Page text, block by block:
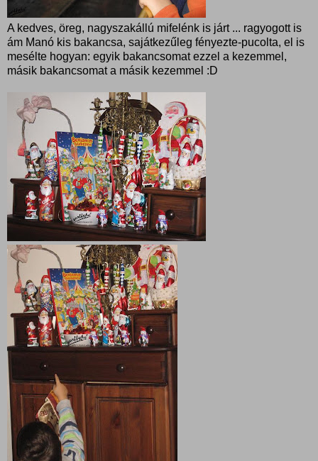
A kedves, öreg, nagyszakállú mifelénk is járt ... ragyogott is
ám Manó kis bakancsa, sajátkezűleg fényezte-pucolta, el is
mesélte hogyan: egyik bakancsomat ezzel a kezemmel,
másik bakancsomat a másik kezemmel :D